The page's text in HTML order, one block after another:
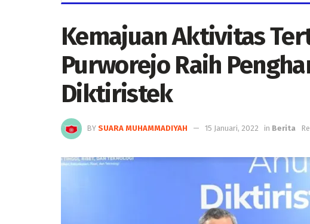
Kemajuan Aktivitas
Purworejo Raih
Diktiristek
BY SUARA MUHAMMADIYAH 15 Januari, 2022 in Berita